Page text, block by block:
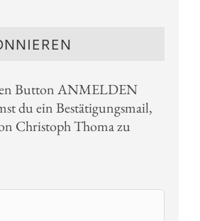
Button ANMELDEN
du ein Bestätigungsmail,
Christoph Thoma zu